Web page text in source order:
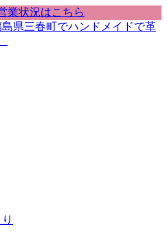
業状況はこちら
県三春町でハンドメイドで革